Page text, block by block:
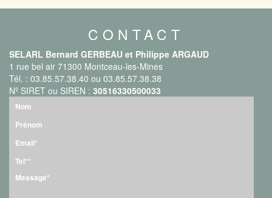
CONTACT
SELARL Bernard GERBEAU et Philippe ARGAUD
1 rue bel air 71300 Montceau-les-Mines
Tél. : 03.85.57.38.40 ou 03.85.57.38.38
Nº SIRET ou SIREN : 30516330500033